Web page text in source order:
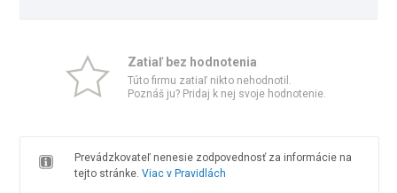
Zatiaľ bez hodnotenia
Túto firmu zatiaľ nikto nehodnotil.
Poznáš ju? Pridaj k nej svoje hodnotenie.
Prevádzkovateľ nenesie zodpovednosť za informácie na
tejto stránke. Viac v Pravidlách